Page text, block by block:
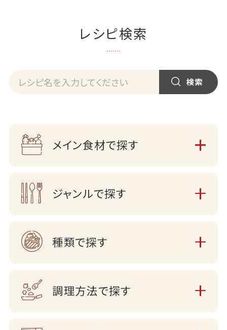
レシピ検索
メイン食材で探す
ジャンルで探す
種類で探す
調理方法で探す